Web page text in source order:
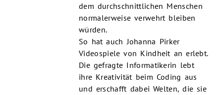
dem durchschnittlichen Menschen
normalerweise verwehrt bleiben
würden.
So hat auch Johanna Pirker
Videospiele von Kindheit an erlebt.
Die gefragte Informatikerin lebt
ihre Kreativität beim Coding aus
und erschafft dabei Welten, die sie